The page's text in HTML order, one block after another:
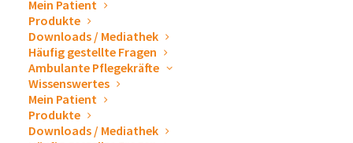
Mein Patient
Produkte
Downloads / Mediathek
Häufig gestellte Fragen
Ambulante Pflegekräfte
Wissenswertes
Mein Patient
Produkte
Downloads / Mediathek
Produktbeschreibung
Der farbstofffreie Körperpflege-Balsam ist speziell